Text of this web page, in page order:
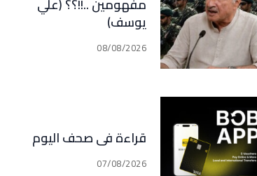
يوسف)
08/08/2026
قراءة في صحف اليوم
07/08/2026